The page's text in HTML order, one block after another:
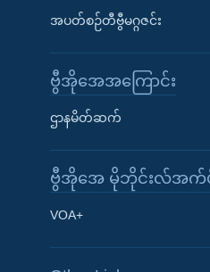
Learning English
အပတ်စဉ်တီဗွီမဂ္ဂဇင်း
ဗွီအိုအေအကြောင်း
ဌာနမိတ်ဆက်
ဗွီအိုအေ မိုဘိုင်းလ်အက်ပ်
VOA+